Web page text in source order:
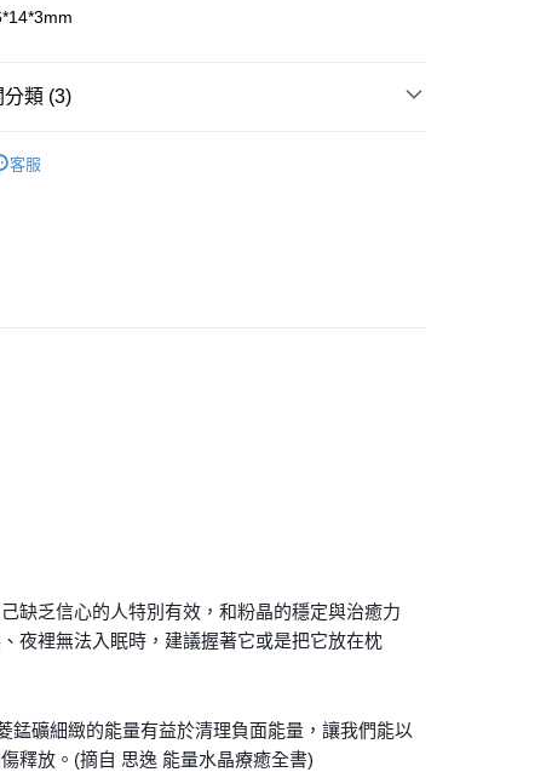
款
款
分類 (3)
客服
缺乏信心的人特別有效，和粉晶的穩定與治癒力
夜裡無法入眠時，建議握著它或是把它放在枕
礦細緻的能量有益於清理負面能量，讓我們能以
釋放。(摘自 思逸 能量水晶療癒全書)